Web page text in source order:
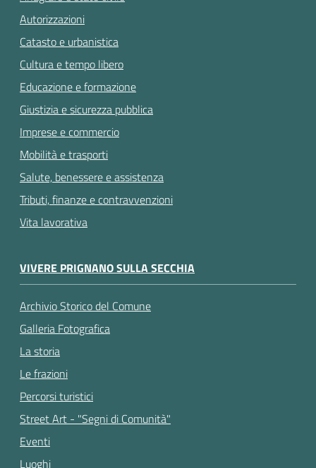
Autorizzazioni
Catasto e urbanistica
Cultura e tempo libero
Educazione e formazione
Giustizia e sicurezza pubblica
Imprese e commercio
Mobilità e trasporti
Salute, benessere e assistenza
Tributi, finanze e contravvenzioni
Vita lavorativa
VIVERE PRIGNANO SULLA SECCHIA
Archivio Storico del Comune
Galleria Fotografica
La storia
Le frazioni
Percorsi turistici
Street Art - "Segni di Comunità"
Eventi
Luoghi